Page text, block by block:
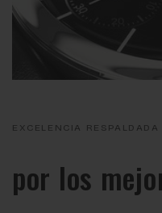
EXCELENCIA RESPALDADA
por los